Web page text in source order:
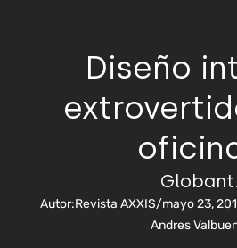
Diseño
Globant.
Autor:Revista AXXIS/mayo 23,
Andres